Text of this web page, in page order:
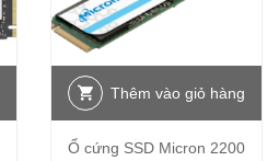
Thêm vào giỏ hàng
Ổ cứng SSD Micron 2200